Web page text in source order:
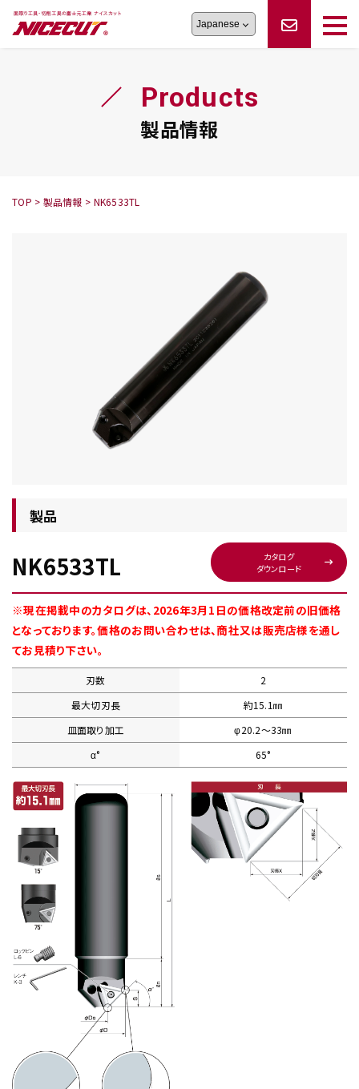
旋盤工具シリーズ
シリーズ
工具・部品一覧
生産終了品
オーダー品依頼
フェイス・ショルダーシリーズかんたんオーダー
トラブルシューティング
ロックピンの逆ジメに注意
Products
製品情報
TOP > 製品情報 > NK6533TL
製品
NK6533TL
カタログ
ダウンロード
※現在掲載中のカタログは、2026年3月1日の価格改定前の旧価格
となっております。価格のお問い合わせは、商社又は販売店様を通し
てお見積り下さい。
刃数
2
最大切刃長
約15.1㎜
皿面取り加工
φ20.2〜33㎜
α°
65°